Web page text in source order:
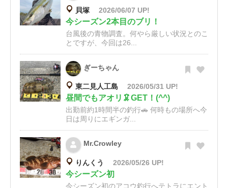
貝塚 2026/06/07 UP!
今シーズン2本目のブリ！
台風後の青物調査。何やら厳しい状況とのこ
とですが、今回は26...
ぎーちゃん
東二見人工島 2026/05/31 UP!
昼間でもアオリ🦑GET！(^^)
出勤前約1時間半の釣行🚗 何時もの場所へ今
日は周りにエギンガ...
Mr.Crowley
りんくう 2026/05/26 UP!
今シーズン初
今シーズン初のアコウ釣行へテトラにエント